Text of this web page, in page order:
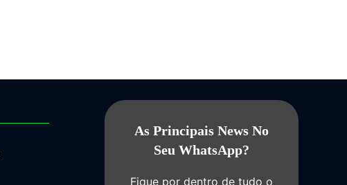
As Principais News No
Seu WhatsApp?
Fique por dentro de tudo o